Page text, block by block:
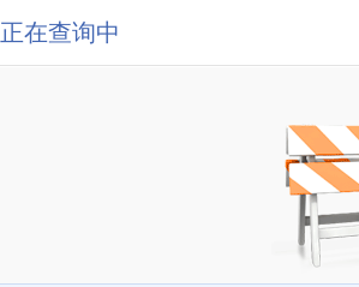
正在查询中